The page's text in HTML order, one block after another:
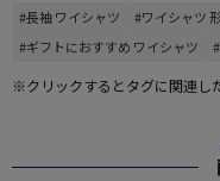
#長袖 ワイシャツ #ワイシャツ
#ギフトにおすすめ ワイシャツ
※クリックするとタグに関連し